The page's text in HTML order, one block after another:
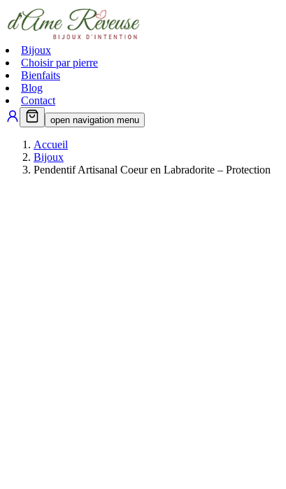
Bijoux
Choisir par pierre
Bienfaits
Blog
Contact
open navigation menu
Accueil
Bijoux
Pendentif Artisanal Coeur en Labradorite – Protection